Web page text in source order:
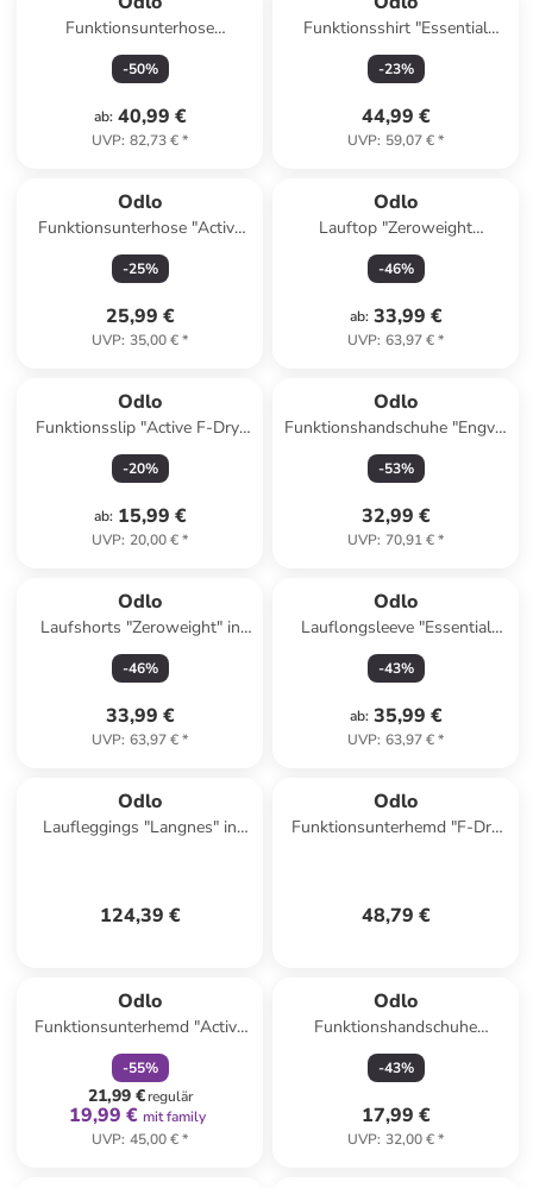
Funktionsunterhose
"Performance" in Lila
-50%
ab: 40,99 €
UVP: 82,73 €*
Funktionsshirt "Essential
Linencool" in Rosa
-23%
44,99 €
UVP: 59,07 €*
Odlo
Funktionsunterhose "Active
Warm Eco" in Rot
-25%
25,99 €
UVP: 35,00 €*
Odlo
Lauftop "Zeroweight
Engineered Chill" in
Dunkelblau
-46%
ab: 33,99 €
UVP: 63,97 €*
Odlo
Funktionsslip "Active F-Dry"
in Schwarz
-20%
ab: 15,99 €
UVP: 20,00 €*
Odlo
Funktionshandschuhe "Engvik
ight" in Schwarz
-53%
32,99 €
UVP: 70,91 €*
Odlo
Laufshorts "Zeroweight" in
Schwarz
-46%
33,99 €
UVP: 63,97 €*
Odlo
Lauflongsleeve "Essential
Seamless" in Grau
-43%
ab: 35,99 €
UVP: 63,97 €*
Odlo
Laufleggings "Langnes" in
124,39 €
Odlo
Funktionsunterhemd "F-Dry
48,79 €
Odlo
Funktionsunterhemd "Active
F-Dry Light" in Schwarz
-55%
21,99 €regulär
19,99 € mit family
UVP: 45,00 €*
Odlo
Funktionshandschuhe
"Strechfleece" in Schwarz
-43%
17,99 €
UVP: 32,00 €*